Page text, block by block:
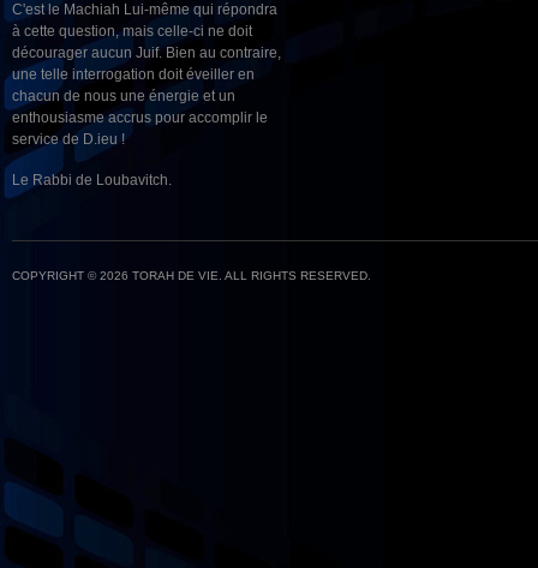
C'est le Machiah Lui-même qui répondra
à cette question, mais celle-ci ne doit
décourager aucun Juif. Bien au contraire,
une telle interrogation doit éveiller en
chacun de nous une énergie et un
enthousiasme accrus pour accomplir le
service de D.ieu !
Le Rabbi de Loubavitch.
COPYRIGHT © 2026 TORAH DE VIE. ALL RIGHTS RESERVED.